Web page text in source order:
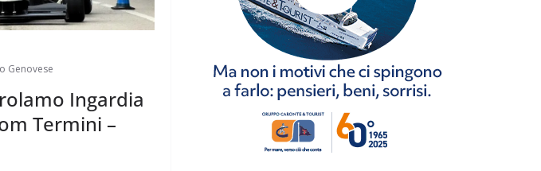
Genovese
Ingardia
Termini –